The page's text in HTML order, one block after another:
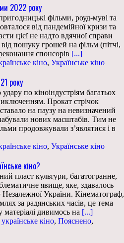
2022 року
фільми, роуд-муві та
від пандемійної кризи та
цієї не надто вдячної справи
пошуку грошей на фільм (пітчі,
спонсорів [...]
кіно, Українське кіно
року
по кіноіндустріям багатьох
Прокат стрічок
на паузу на невизначений
нових масштабів. Тим не
продовжували з’являтися і в
кіно, Українське кіно
кіно?
пласт культури, багатогранне,
явище, яке, здавалось
України. Кінематограф,
за радянських часів, це тема
дивимось на [...]
кіно, Пояснено,